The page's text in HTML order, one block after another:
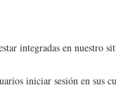
integradas en nuestro
iniciar sesión en sus